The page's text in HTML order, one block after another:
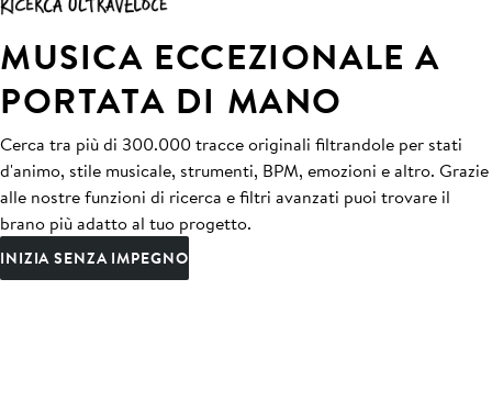
MUSICA ECCEZIONALE A
PORTATA DI MANO
Cerca tra più di 300.000 tracce originali filtrandole per stati
d'animo, stile musicale, strumenti, BPM, emozioni e altro. Grazie
alle nostre funzioni di ricerca e filtri avanzati puoi trovare il
brano più adatto al tuo progetto.
INIZIA SENZA IMPEGNO